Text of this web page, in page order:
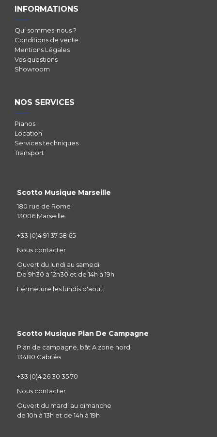
INFORMATIONS
Qui sommes-nous ?
Conditions de vente
Mentions Légales
Vos questions
Showroom
NOS SERVICES
Pianos
Location
Services techniques
Transport
Scotto Musique Marseille
180 rue de Rome
13006 Marseille
+33 (0)4 91 37 58 65
Nous contacter
Ouvert du lundi au samedi
De 9h30 à 12h30 et de 14h à 19h
Fermeture les lundis d'aout
Scotto Musique Plan De Campagne
Plan de campagne, bât A zone nord
13480 Cabriès
+33 (0)4 26 30 35 70
Nous contacter
Ouvert du mardi au dimanche
de 10h à 13h et de 14h à 19h